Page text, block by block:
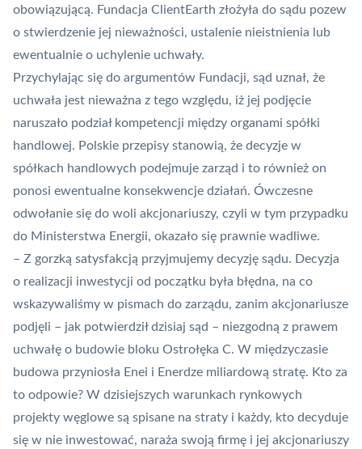
obowiązującą. Fundacja ClientEarth złożyła do sądu pozew
o stwierdzenie jej nieważności, ustalenie nieistnienia lub
ewentualnie o uchylenie uchwały.
Przychylając się do argumentów Fundacji, sąd uznał, że
uchwała jest nieważna z tego względu, iż jej podjęcie
naruszało podział kompetencji między organami spółki
handlowej. Polskie przepisy stanowią, że decyzje w
spółkach handlowych podejmuje zarząd i to również on
ponosi ewentualne konsekwencje działań. Ówczesne
odwołanie się do woli akcjonariuszy, czyli w tym przypadku
do Ministerstwa Energii, okazało się prawnie wadliwe.
– Z gorzką satysfakcją przyjmujemy decyzję sądu. Decyzja
o realizacji inwestycji od początku była błędna, na co
wskazywaliśmy w pismach do zarządu, zanim akcjonariusze
podjęli – jak potwierdził dzisiaj sąd – niezgodną z prawem
uchwałę o budowie bloku Ostrołęka C. W międzyczasie
budowa przyniosła Enei i Enerdze miliardową stratę. Kto za
to odpowie? W dzisiejszych warunkach rynkowych
projekty węglowe są spisane na straty i każdy, kto decyduje
się w nie inwestować, naraża swoją firmę i jej akcjonariuszy